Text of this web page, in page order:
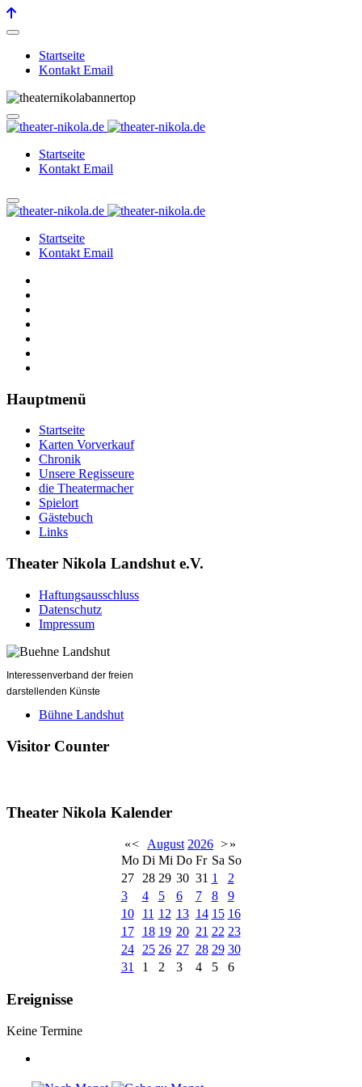
Startseite
Kontakt Email
Startseite
Kontakt Email
Startseite
Kontakt Email
Hauptmenü
Startseite
Karten Vorverkauf
Chronik
Unsere Regisseure
die Theatermacher
Spielort
Gästebuch
Links
Theater Nikola Landshut e.V.
Haftungsausschluss
Datenschutz
Impressum
Interessenverband der freien
darstellenden Künste
Bühne Landshut
Visitor Counter
Theater Nikola Kalender
«< August 2026 >»
Mo Di Mi Do Fr Sa So
27
28 29 30 31 1
2
3
4 5 6 7 8
9
10
11 12 13 14 15 16
17
18 19 20 21 22 23
24
25 26 27 28 29 30
31
1 2 3 4 5 6
Ereignisse
Keine Termine